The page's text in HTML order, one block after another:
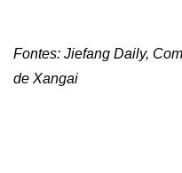
Fontes: Jiefang Daily,
de Xangai